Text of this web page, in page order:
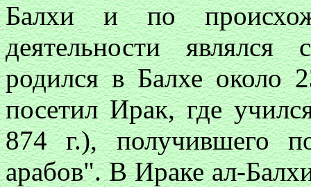
Балхи и по
деятельности
родился в Балхе около
посетил Ирак, где
874 г.), получившего
арабов". В Ираке ал-